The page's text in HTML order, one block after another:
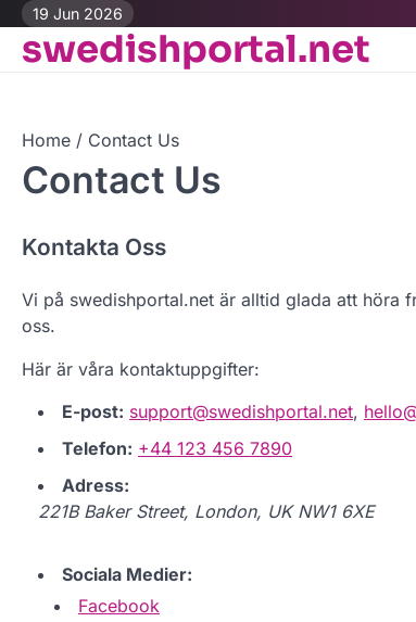
Skip
content
19 Jun 2026
swedishportal.net
Home Contact Us
Contact Us
Kontakta Oss
Vi på swedishportal.net är alltid glada att höra
oss.
Här är våra kontaktuppgifter:
E-post: support@swedishportal.net,
Telefon: +44 123 456 7890
Adress:
221B Baker Street, London, UK NW1 6XE
Sociala Medier:
Facebook